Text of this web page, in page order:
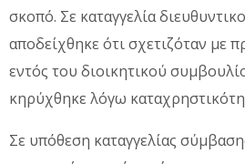
σκοπό. Σε καταγγελία
αποδείχθηκε ότι σχετιζόταν με
εντός του διοικητικού
κηρύχθηκε λόγω
Σε υπόθεση καταγγελίας